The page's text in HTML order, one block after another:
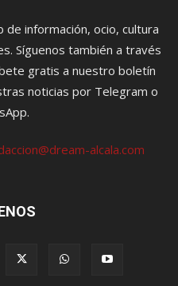
de información, ocio, cultura
Síguenos también a través
gratis a nuestro boletín
noticias por Telegram o
alcala.com